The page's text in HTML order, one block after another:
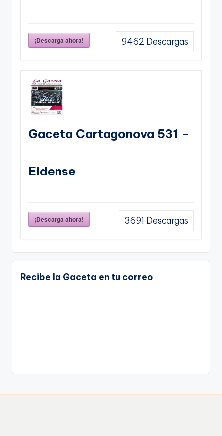
¡Descarga ahora! 9462 Descargas
Gaceta Cartagonova 531 –
Eldense
¡Descarga ahora! 3691 Descargas
Recibe la Gaceta en tu correo